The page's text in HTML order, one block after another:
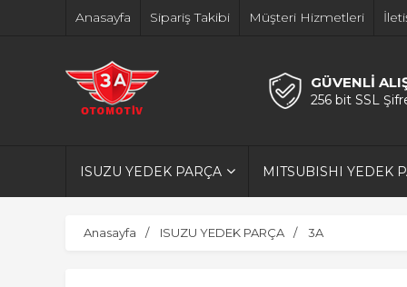
Anasayfa Sipariş Takibi Müşteri Hizmetleri
GÜVENLİ
256 bit SSL
ISUZU YEDEK PARÇA MITSUBISHI YEDEK
Anasayfa ISUZU YEDEK PARÇA 3A